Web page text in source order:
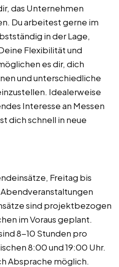
das Unternehmen
Du arbeitest gerne im
in der Lage,
Flexibilität und
es dir, dich
und unterschiedliche
Idealerweise
Interesse an Messen
dich schnell in neue
Freitag bis
sind projektbezogen
im Voraus geplant.
8-10 Stunden pro
8:00 und 19:00 Uhr.
Absprache möglich.